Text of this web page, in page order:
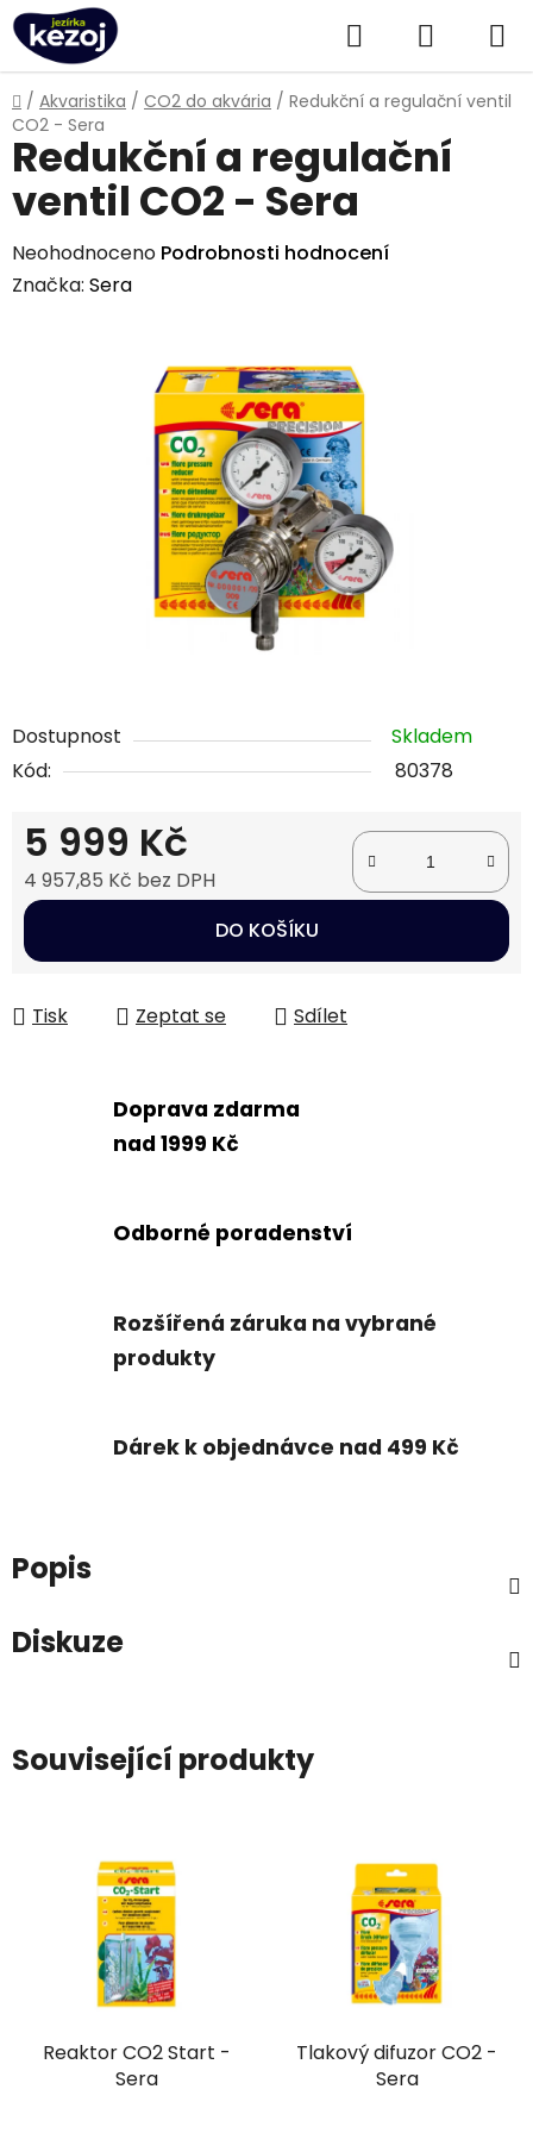
Přejít
na
obsah
Hledat
KOŠÍK
Domů
/ Akvaristika / CO2 do akvária / Redukční a regulační ventil
CO2 - Sera
Dostupnost
Skladem
Kód:
80378
5 999 Kč
4 957,85 Kč bez DPH
Měrná cena:
DO KOŠÍKU
Tisk Zeptat se Sdílet
Redukční a regulační
ventil CO2 - Sera
Průměrné
hodnocení
Neohodnoceno Podrobnosti hodnocení
Značka: Sera
Doprava zdarma
nad 1999 Kč
Odborné poradenství
Rozšířená záruka na vybrané
produkty
Dárek k objednávce nad 499 Kč
Popis
Diskuze
Související produkty
Reaktor CO2 Start -
Sera
Tlakový difuzor CO2 -
Sera